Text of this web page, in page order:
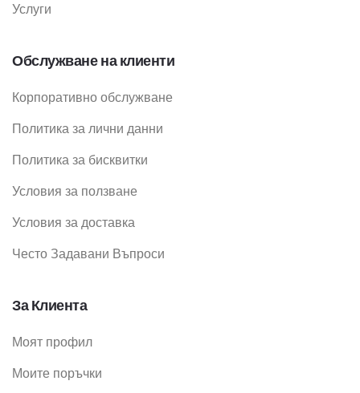
Услуги
Обслужване на клиенти
Корпоративно обслужване
Политика за лични данни
Политика за бисквитки
Условия за ползване
Условия за доставка
Често Задавани Въпроси
За Клиента
Моят профил
Моите поръчки